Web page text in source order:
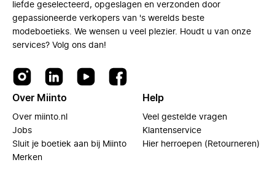
liefde geselecteerd, opgeslagen en verzonden door
gepassioneerde verkopers van 's werelds beste
modeboetieks. We wensen u veel plezier. Houdt u van onze
services? Volg ons dan!
Over Miinto
Over miinto.nl
Jobs
Sluit je boetiek aan bij Miinto
Merken
Help
Veel gestelde vragen
Klantenservice
Hier herroepen (Retourneren)